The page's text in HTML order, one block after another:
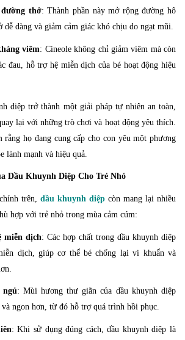
thở: Thành phần này mở rộng đường hô
dễ dàng và giảm cảm giác khó chịu do ngạt mũi.
viêm: Cineole không chỉ giảm viêm mà còn
đau, hỗ trợ hệ miễn dịch của bé hoạt động hiệu
diệp trở thành một giải pháp tự nhiên an toàn,
lại với những trò chơi và hoạt động yêu thích.
rằng họ đang cung cấp cho con yêu một phương
lành mạnh và hiệu quả.
Dầu Khuynh Diệp Cho Trẻ Nhỏ
trên, dầu khuynh diệp còn mang lại nhiều
hợp với trẻ nhỏ trong mùa cảm cúm:
miễn dịch: Các hợp chất trong dầu khuynh diệp
dịch, giúp cơ thể bé chống lại vi khuẩn và
ngủ: Mùi hương thư giãn của dầu khuynh diệp
và ngon hơn, từ đó hỗ trợ quá trình hồi phục.
: Khi sử dụng đúng cách, dầu khuynh diệp là